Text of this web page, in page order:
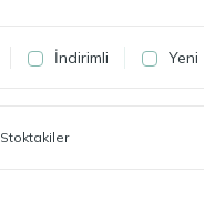
İndirimli Yeni
Stoktakiler